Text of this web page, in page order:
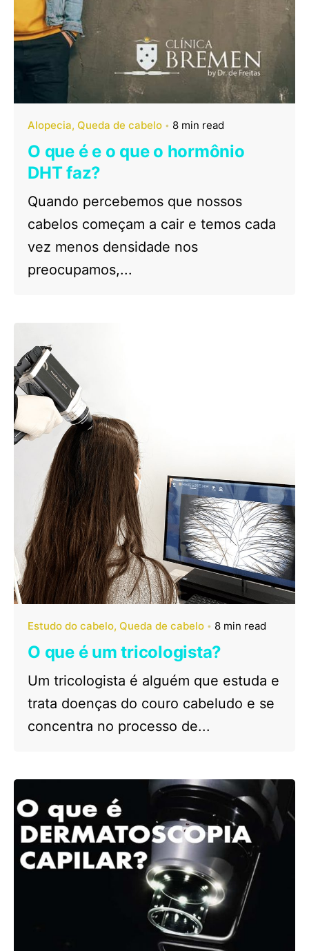
Alopecia Queda de cabelo 8 min read
O que é e o que o hormônio
DHT faz?
Quando percebemos que nossos
cabelos começam a cair e temos cada
vez menos densidade nos
preocupamos,...
Estudo do cabelo Queda de cabelo 8 min read
O que é um tricologista?
Um tricologista é alguém que estuda e
trata doenças do couro cabeludo e se
concentra no processo de...